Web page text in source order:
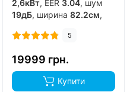
2,6кВт, EER 3.04, шум
19дБ, ширина 82.2см,
китай, інвертор
5
19999 грн.
Купити